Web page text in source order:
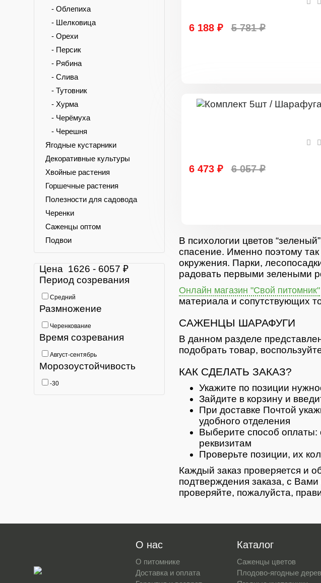
- Облепиха
- Шелковица
- Орехи
- Персик
- Рябина
- Слива
- Тутовник
- Хурма
- Черёмуха
- Черешня
Ягодные кустарники
Декоративные культуры
Хвойные растения
Горшечные растения
Полезности для садовода
Черенки
Саженцы оптом
Подвои
Цена 1626 - 6057 ₽
Период созревания
Средний
Размножение
Черенкование
Время созревания
Август-сентябрь
Морозоустойчивость
-30
6 188 ₽ 5 781 ₽
6 473 ₽ 6 057 ₽
В психологии цветов
спасение. Именно поэтому
окружения. Парки,
радовать первыми зелеными
Онлайн магазин "Свой питомник"
материала и сопутствующих
САЖЕНЦЫ ШАРАФУГИ
В данном разделе
подобрать товар,
КАК СДЕЛАТЬ ЗАКАЗ?
Укажите по позиции
Зайдите в корзину и
При доставке Почтой
удобного отделения
Выберите способ оплаты:
реквизитам
Проверьте позиции, их
Каждый заказ проверяется и
подтверждения заказа, с
проверяйте, пожалуйста,
О нас
О питомнике
Доставка и оплата
Каталог
Саженцы цветов
Плодово-ягодные